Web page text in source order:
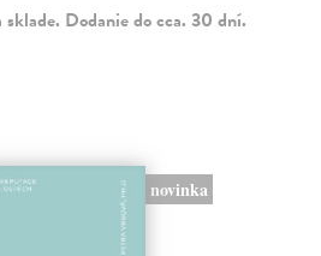
Dodanie do cca. 30 dní.
novinka